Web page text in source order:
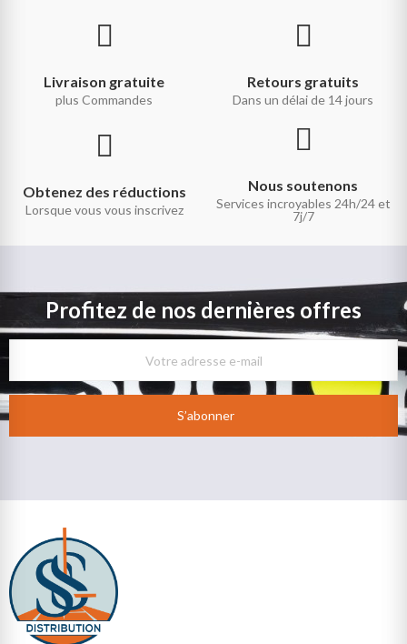
Livraison gratuite
plus Commandes
Retours gratuits
Dans un délai de 14 jours
Obtenez des réductions
Lorsque vous vous inscrivez
Nous soutenons
Services incroyables 24h/24 et
7j/7
Profitez de nos dernières offres
S’abonner